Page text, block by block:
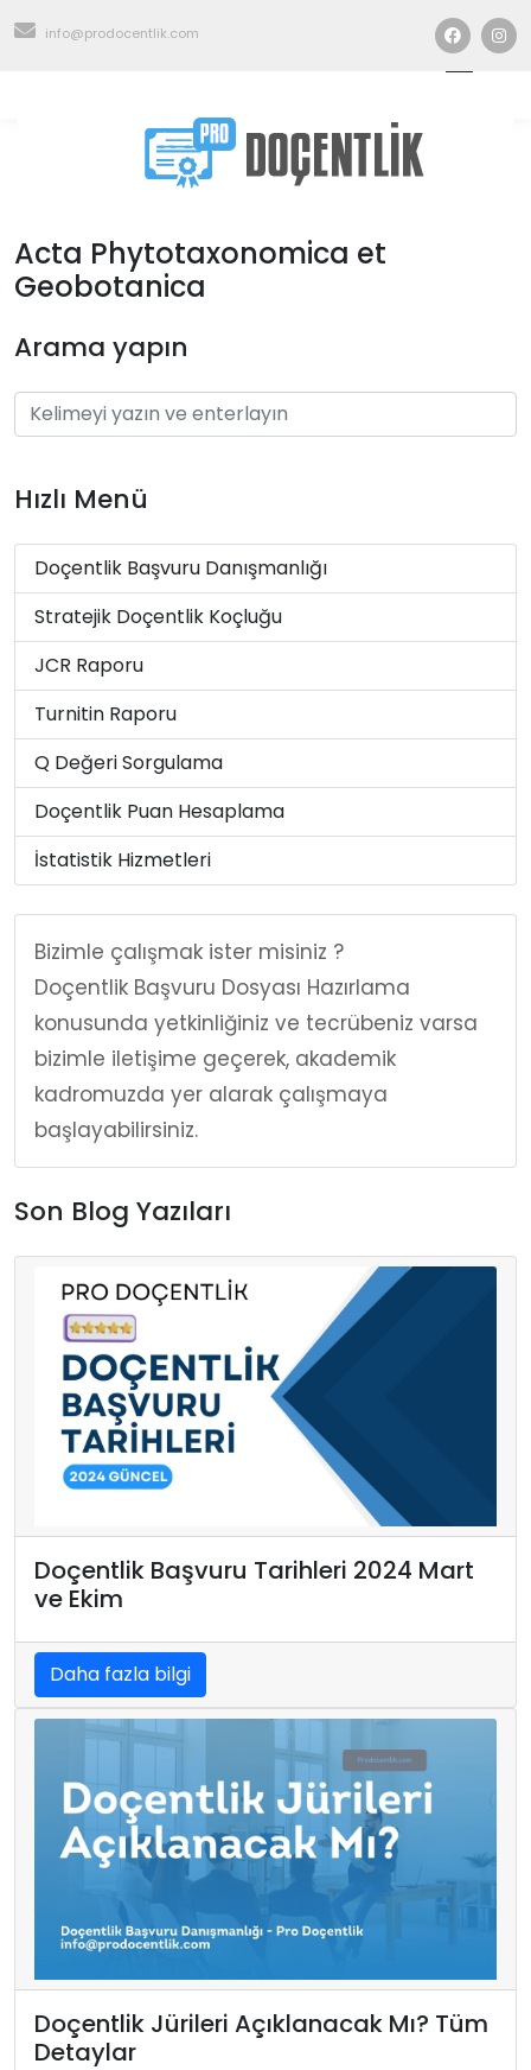
info@prodocentlik.com
Acta Phytotaxonomica et
Geobotanica
Arama yapın
Hızlı Menü
Doçentlik Başvuru Danışmanlığı
Stratejik Doçentlik Koçluğu
JCR Raporu
Turnitin Raporu
Q Değeri Sorgulama
Doçentlik Puan Hesaplama
İstatistik Hizmetleri
Bizimle çalışmak ister misiniz ?
Doçentlik Başvuru Dosyası Hazırlama
konusunda yetkinliğiniz ve tecrübeniz varsa
bizimle iletişime geçerek, akademik
kadromuzda yer alarak çalışmaya
başlayabilirsiniz.
Son Blog Yazıları
Doçentlik Başvuru Tarihleri 2024 Mart
ve Ekim
Daha fazla bilgi
Doçentlik Jürileri Açıklanacak Mı? Tüm
Detaylar